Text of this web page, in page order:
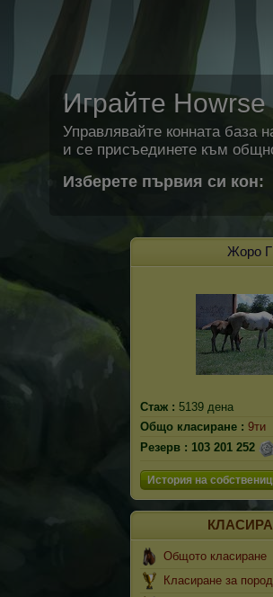
Играйте Howrse
Управлявайте конната база
и се присъединете към
Изберете първия си кон:
Жоро Г
Стаж : 5139 дена
Общо класиране : 9ти
Резерв : 103 201 252
История на
Общото класиране
Класиране за